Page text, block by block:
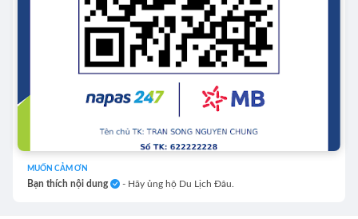
MUỐN CẢM ƠN
Bạn thích nội dung - Hãy ủng hộ Du Lịch Đâu.